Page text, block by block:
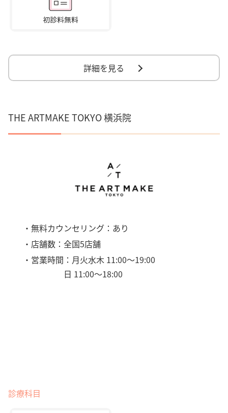
詳細を見る
THE ARTMAKE TOKYO 横浜院
・無料カウンセリング：あり
・店舗数：全国5店舗
・営業時間：月火水木 11:00〜19:00
日 11:00〜18:00
診療科目